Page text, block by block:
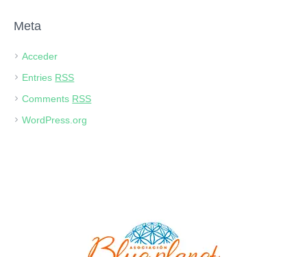
Meta
Acceder
Entries RSS
Comments RSS
WordPress.org